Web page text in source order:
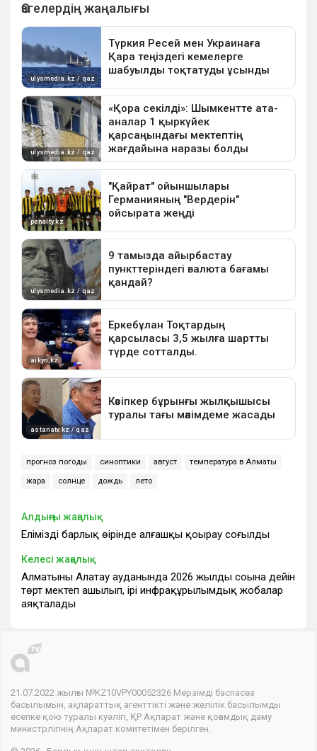
прогноз погоды синоптики август температура в Алматы
жара солнце дождь лето
Алдыңғы жаңалық
Еліміздің барлық өңірінде алғашқы қоңырау соғылды
Келесі жаңалық
Алматының Алатау ауданында 2026 жылдың соңына дейін
төрт мектеп ашылып, ірі инфрақұрылымдық жобалар
аяқталады
21.07.2022 жылғы №KZ10VPY00052326 Мерзімді баспасөз
басылымын, ақпараттық агенттікті және желілік басылымды
есепке қою туралы куәлігі, ҚР Ақпарат және қоғамдық даму
министрлігінің Ақпарат комитетімен берілген.